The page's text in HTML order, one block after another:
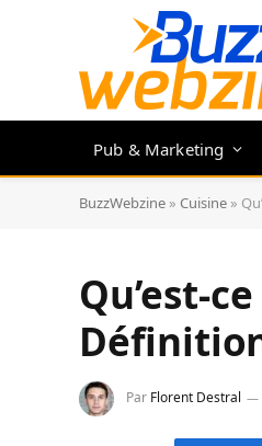
Pub & Marketing
BuzzWebzine » Cuisine »
Qu’est-
Par Florent Destral